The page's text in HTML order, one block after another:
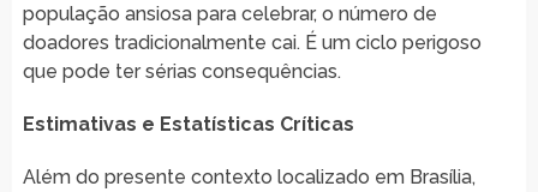
população ansiosa para celebrar, o número de
doadores tradicionalmente cai. É um ciclo perigoso
que pode ter sérias consequências.
Estimativas e Estatísticas Críticas
Além do presente contexto localizado em Brasília,